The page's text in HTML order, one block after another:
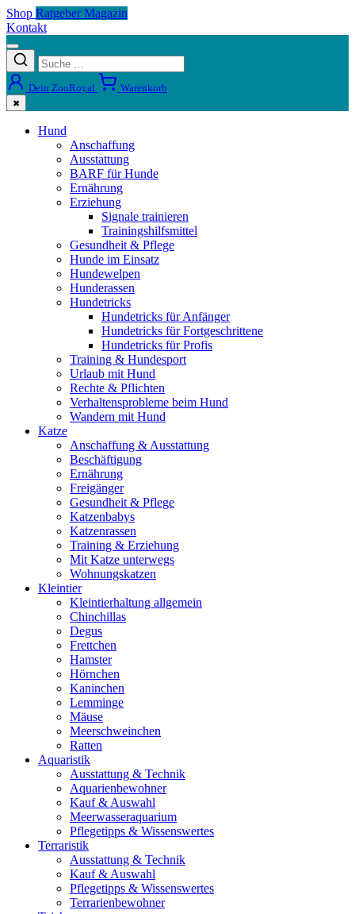
Shop Ratgeber Magazin
Kontakt
Dein ZooRoyal Warenkorb
✖
Hund
Anschaffung
Ausstattung
BARF für Hunde
Ernährung
Erziehung
Signale trainieren
Trainingshilfsmittel
Gesundheit & Pflege
Hunde im Einsatz
Hundewelpen
Hunderassen
Hundetricks
Hundetricks für Anfänger
Hundetricks für Fortgeschrittene
Hundetricks für Profis
Training & Hundesport
Urlaub mit Hund
Rechte & Pflichten
Verhaltensprobleme beim Hund
Wandern mit Hund
Katze
Anschaffung & Ausstattung
Beschäftigung
Ernährung
Freigänger
Gesundheit & Pflege
Katzenbabys
Katzenrassen
Training & Erziehung
Mit Katze unterwegs
Wohnungskatzen
Kleintier
Kleintierhaltung allgemein
Chinchillas
Degus
Frettchen
Hamster
Hörnchen
Kaninchen
Lemminge
Mäuse
Meerschweinchen
Ratten
Aquaristik
Ausstattung & Technik
Aquarienbewohner
Kauf & Auswahl
Meerwasseraquarium
Pflegetipps & Wissenswertes
Terraristik
Ausstattung & Technik
Kauf & Auswahl
Pflegetipps & Wissenswertes
Terrarienbewohner